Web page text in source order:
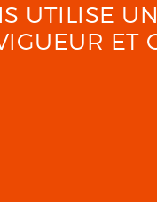
UTILISE
ET